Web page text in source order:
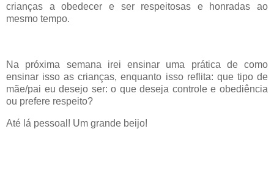
crianças a obedecer e ser respeitosas e honradas ao
mesmo tempo.
Na próxima semana irei ensinar uma prática de como
ensinar isso as crianças, enquanto isso reflita: que tipo de
mãe/pai eu desejo ser: o que deseja controle e obediência
ou prefere respeito?
Até lá pessoal! Um grande beijo!